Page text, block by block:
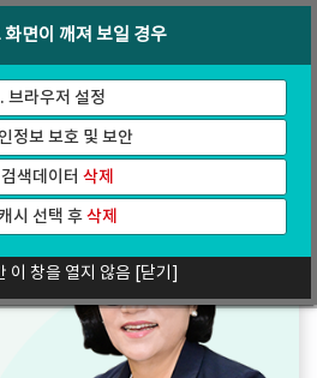
화면이 깨져 보일 경우
브라우저 설정
정보 보호 및 보안
색데이터 삭제
시 선택 후삭제
이 창을 열지 않음 [닫기]